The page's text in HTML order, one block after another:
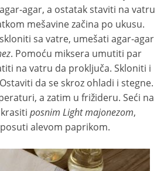
agar, a ostatak staviti na vatru
mešavine začina po ukusu.
sa vatre, umešati agar-agar
. Pomoću miksera umutiti par
na vatru da proključa. Skloniti i
da se skroz ohladi i stegne.
a zatim u frižideru. Seći na
posnim Light majonezom,
alevom paprikom.